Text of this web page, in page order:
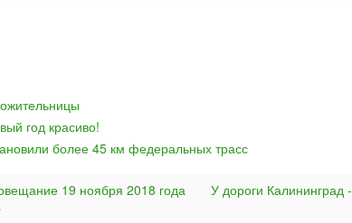
год красиво!
более 45 км федеральных трасс
19 ноября 2018 года
У дороги Калининград -